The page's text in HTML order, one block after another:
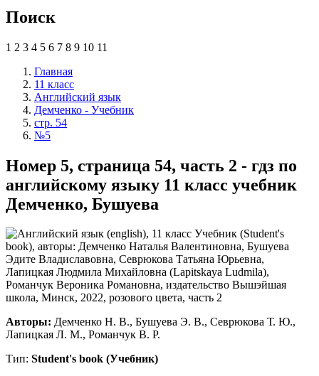
Поиск
1 2 3 4 5 6 7 8 9 10 11
Главная
11 класс
Английский язык
Демченко - Учебник
стр. 54
№5
Номер 5, страница 54, часть 2 - гдз по
английскому языку 11 класс учебник
Демченко, Бушуева
Авторы: Демченко Н. В., Бушуева Э. В., Севрюкова Т. Ю.,
Лапицкая Л. М., Романчук В. Р.
Тип: Student's book (Учебник)